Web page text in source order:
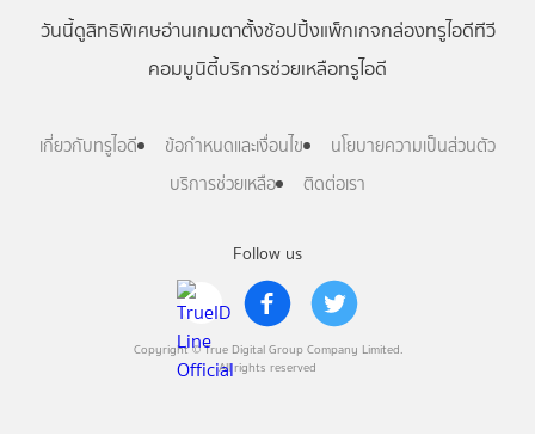
Follow us
Copyright © True Digital Group Company Limited.
All rights reserved
วันนี้ดูสิทธิพิเศษอ่านเกมตาตั้งช้อปปิ้งแพ็กเกจกล่องทรูไอดีทีวี
คอมมูนิตี้บริการช่วยเหลือทรูไอดี
เกี่ยวกับทรูไอดี ข้อกำหนดและเงื่อนไข
นโยบายความเป็นส่วนตัว
บริการช่วยเหลือ
ติดต่อเรา